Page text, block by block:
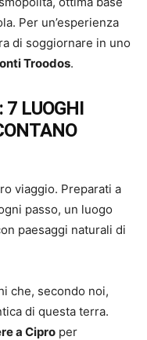
Per un’esperienza
di soggiornare in uno
Troodos.
7 LUOGHI
viaggio. Preparati a
passo, un luogo
paesaggi naturali di
che, secondo noi,
di questa terra.
a Cipro per